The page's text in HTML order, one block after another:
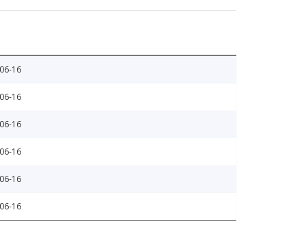
16
16
16
16
16
16